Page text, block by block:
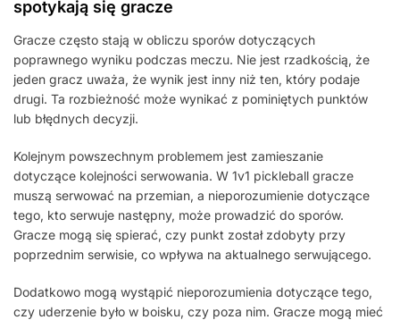
spotykają się gracze
Gracze często stają w obliczu sporów dotyczących
poprawnego wyniku podczas meczu. Nie jest rzadkością, że
jeden gracz uważa, że wynik jest inny niż ten, który podaje
drugi. Ta rozbieżność może wynikać z pominiętych punktów
lub błędnych decyzji.
Kolejnym powszechnym problemem jest zamieszanie
dotyczące kolejności serwowania. W 1v1 pickleball gracze
muszą serwować na przemian, a nieporozumienie dotyczące
tego, kto serwuje następny, może prowadzić do sporów.
Gracze mogą się spierać, czy punkt został zdobyty przy
poprzednim serwisie, co wpływa na aktualnego serwującego.
Dodatkowo mogą wystąpić nieporozumienia dotyczące tego,
czy uderzenie było w boisku, czy poza nim. Gracze mogą mieć